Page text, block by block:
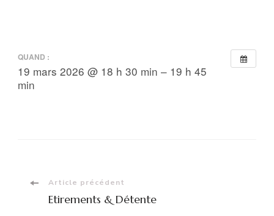
QUAND :
19 mars 2026 @ 18 h 30 min – 19 h 45
min
Navigation
Article précédent
Etirements & Détente